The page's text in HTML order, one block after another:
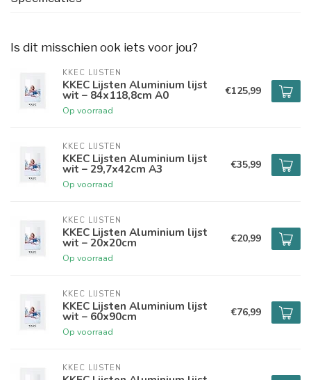
Is dit misschien ook iets voor jou?
KKEC LIJSTEN
KKEC Lijsten Aluminium lijst
wit – 84x118,8cm A0
Op voorraad
€125,99
KKEC LIJSTEN
KKEC Lijsten Aluminium lijst
wit – 29,7x42cm A3
Op voorraad
€35,99
KKEC LIJSTEN
KKEC Lijsten Aluminium lijst
wit – 20x20cm
Op voorraad
€20,99
KKEC LIJSTEN
KKEC Lijsten Aluminium lijst
wit – 60x90cm
Op voorraad
€76,99
KKEC LIJSTEN